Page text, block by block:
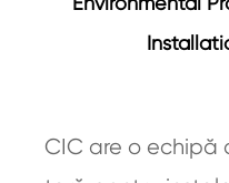
CIC are o echipă